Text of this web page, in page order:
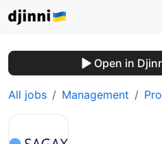
Open in
All jobs Management